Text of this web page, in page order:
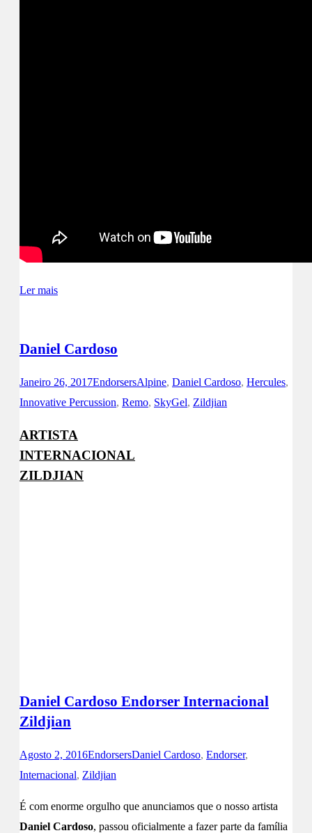
Ler mais
Daniel Cardoso
Janeiro 26, 2017EndorsersAlpine, Daniel Cardoso, Hercules,
Innovative Percussion, Remo, SkyGel, Zildjian
ARTISTA
INTERNACIONAL
ZILDJIAN
Daniel Cardoso Endorser Internacional
Zildjian
Agosto 2, 2016EndorsersDaniel Cardoso, Endorser,
Internacional, Zildjian
É com enorme orgulho que anunciamos que o nosso artista
Daniel Cardoso, passou oficialmente a fazer parte da família